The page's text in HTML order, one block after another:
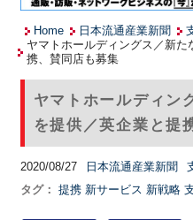
Home 日本流通産業新聞
ヤマトホールディングス／新
携、賛同店も募集
ヤマトホールディン
を提供／英企業と提
2020/08/27 日本流通産業新聞
タグ： 提携 新サービス 新戦略